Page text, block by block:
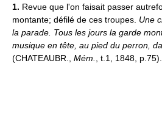
1. Revue que l'on faisait passer
montante; défilé de ces troupes. Une
la parade. Tous les jours la garde
musique en tête, au pied du perron,
(CHATEAUBR., Mém., t.1, 1848, p.75).